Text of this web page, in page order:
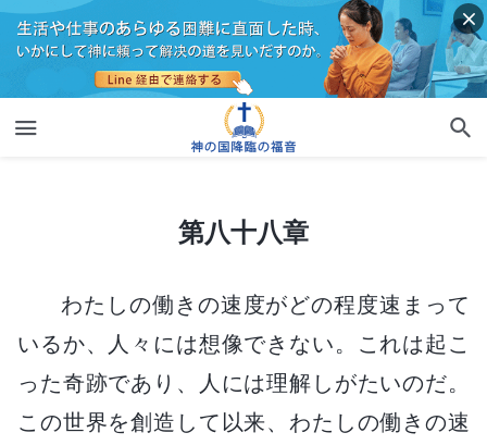
第八十八章
わたしの働きの速度がどの程度速まって
いるか、人々には想像できない。これは起こ
った奇跡であり、人には理解しがたいのだ。
この世界を創造して以来、わたしの働きの速